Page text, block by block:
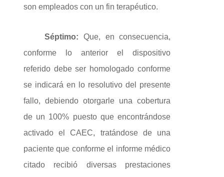
son empleados con un fin terapéutico.
Séptimo:
Que, en consecuencia,
conforme lo anterior el dispositivo
referido debe ser homologado conforme
se indicará en lo resolutivo del presente
fallo, debiendo otorgarle una cobertura
de un 100% puesto que encontrándose
activado el CAEC, tratándose de una
paciente que conforme el informe médico
citado recibió diversas prestaciones